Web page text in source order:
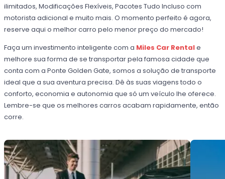
ilimitados, Modificações Flexíveis, Pacotes Tudo Incluso com
motorista adicional e muito mais. O momento perfeito é agora,
reserve aqui o melhor carro pelo menor preço do mercado!
Faça um investimento inteligente com a Miles Car Rentale
melhore sua forma de se transportar pela famosa cidade que
conta com a Ponte Golden Gate, somos a solução de transporte
ideal que a sua aventura precisa. Dê às suas viagens todo o
conforto, economia e autonomia que só um veículo lhe oferece.
Lembre-se que os melhores carros acabam rapidamente, então
corre.